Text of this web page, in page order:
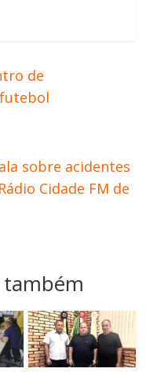
de
sobre acidentes
Cidade FM de